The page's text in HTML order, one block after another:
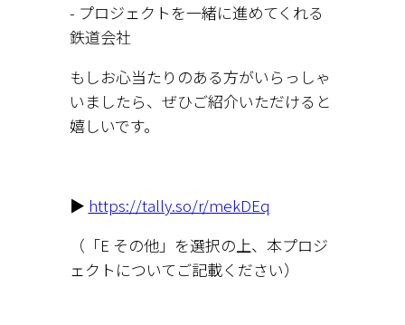
- プロジェクトを一緒に進めてくれる
鉄道会社
もしお心当たりのある方がいらっしゃ
いましたら、ぜひご紹介いただけると
嬉しいです。
▶️ https://tally.so/r/mekDEq
（「E その他」を選択の上、本プロジ
ェクトについてご記載ください）